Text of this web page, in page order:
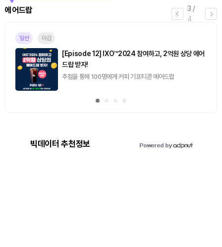
4 /
4
퀴즈
진행중
[토큰포스트] 기사 퀴즈 658회차
2026.08.07 (금) ~ 2026.08.08 (토)
빅데이터 추천정보